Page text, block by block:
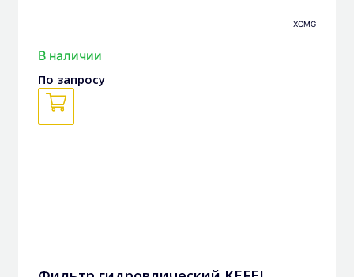
XCMG
В наличии
По запросу